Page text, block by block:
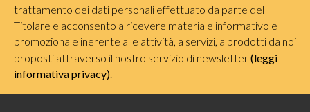
trattamento dei dati personali effettuato da parte del
Titolare e acconsento a ricevere materiale informativo e
promozionale inerente alle attività, a servizi, a prodotti da noi
proposti attraverso il nostro servizio di newsletter(leggi
informativa privacy).